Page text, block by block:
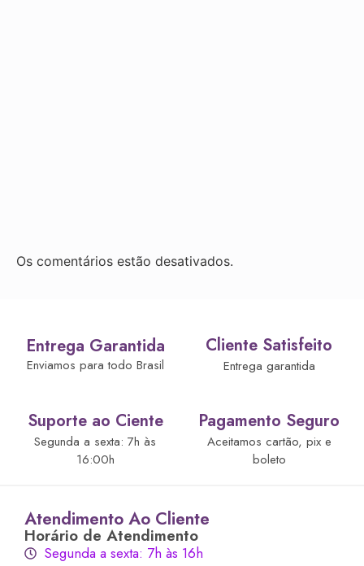
Os comentários estão desativados.
Entrega Garantida
Enviamos para todo Brasil
Cliente Satisfeito
Entrega garantida
Suporte ao Ciente
Segunda a sexta: 7h às
16:00h
Pagamento Seguro
Aceitamos cartão, pix e
boleto
Atendimento Ao Cliente
Horário de Atendimento
Segunda a sexta: 7h às 16h